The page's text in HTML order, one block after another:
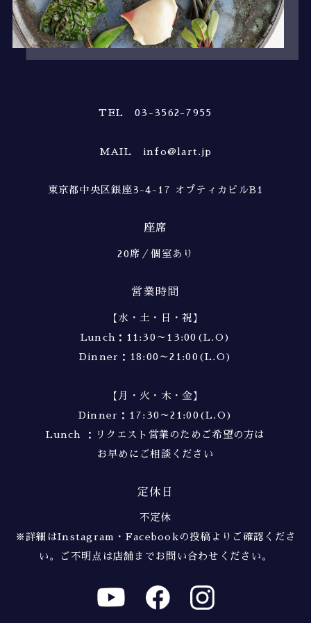
TEL 03-3562-7955
MAIL info@lart.jp
東京都中央区銀座3-4-17 オプティカビルB1
座席
20席／個室あり
営業時間
【水・土・日・祝】
Lunch：11:30～13:00(L.O)
Dinner：18:00～21:00(L.O)
【月・火・木・金】
Dinner：17:30～21:00(L.O)
Lunch ：リクエスト営業のためご希望の方は
お早めにご相談ください
定休日
不定休
※詳細はInstagram・Facebookの投稿よりご確認くださ
い。
ご不明点は店舗までお問い合わせください。